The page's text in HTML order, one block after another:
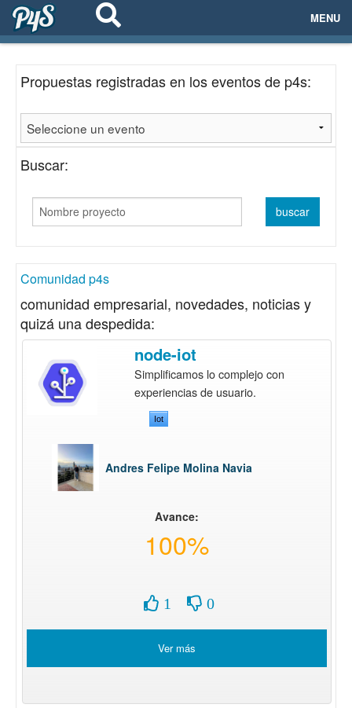
MENU
EVENTOS
EMPRESAS
PROYECTOS
NETWORKING
Propuestas registradas en los eventos de p4s:
Buscar:
Comunidad p4s
comunidad empresarial, novedades, noticias y
quizá una despedida:
node-iot
Simplificamos lo complejo con
experiencias de usuario.
Iot
Andres Felipe Molina Navia
Avance:
100%
1 0
Ver más